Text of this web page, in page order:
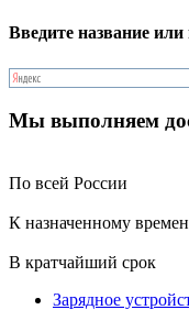
Введите название или
Мы выполняем
По всей России
К назначенному
В кратчайший срок
Зарядное